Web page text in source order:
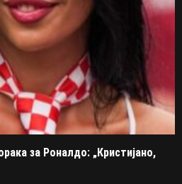
за Роналдо: „Кристијано,